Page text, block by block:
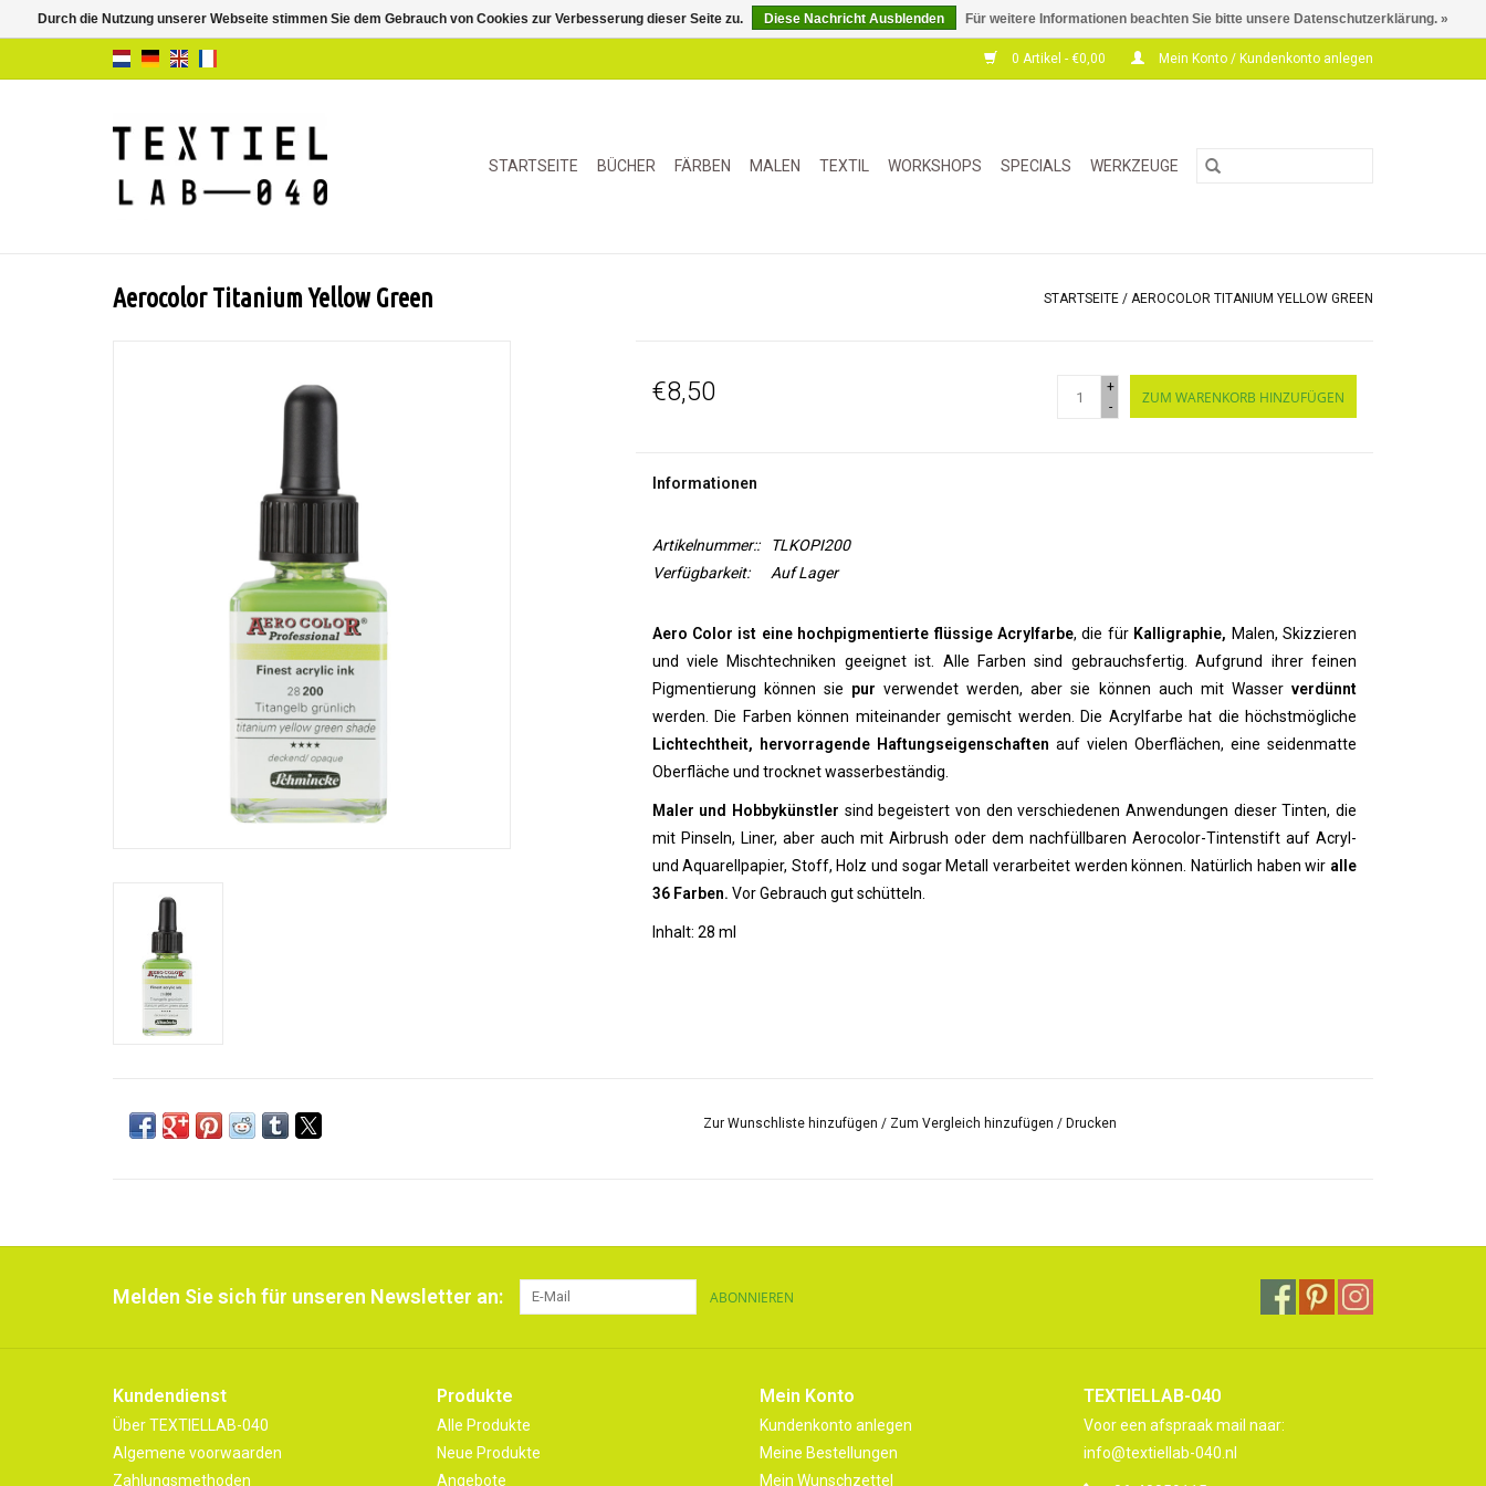
0 Artikel - €0,00 Mein Konto / Kundenkonto anlegen
STARTSEITE BÜCHER FÄRBEN MALEN TEXTIL WORKSHOPS SPECIALS WERKZEUGE
Aerocolor Titanium Yellow Green STARTSEITE / AEROCOLOR TITANIUM YELLOW GREEN
€8,50
+
-
ZUM WARENKORB HINZUFÜGEN
Informationen
Artikelnummer::
TLKOPI200
Verfügbarkeit:
Auf Lager
Aero Color ist eine hochpigmentierte flüssige Acrylfarbe, die für Kalligraphie, Malen, Skizzieren
und viele Mischtechniken geeignet ist. Alle Farben sind gebrauchsfertig. Aufgrund ihrer feinen
Pigmentierung können sie pur verwendet werden, aber sie können auch mit Wasser verdünnt
werden. Die Farben können miteinander gemischt werden.
Die Acrylfarbe hat die höchstmögliche
Lichtechtheit, hervorragende Haftungseigenschaften auf vielen Oberflächen, eine seidenmatte
Oberfläche und trocknet wasserbeständig.
Maler und Hobbykünstler sind begeistert von den verschiedenen Anwendungen dieser Tinten, die
mit Pinseln, Liner, aber auch mit Airbrush oder dem nachfüllbaren Aerocolor-Tintenstift auf Acryl-
und Aquarellpapier, Stoff, Holz und sogar Metall verarbeitet werden können.
Natürlich haben wir alle
36 Farben. Vor Gebrauch gut schütteln.
Inhalt: 28 ml
Zur Wunschliste hinzufügen / Zum Vergleich hinzufügen /Drucken
Melden Sie sich für unseren Newsletter an: ABONNIEREN
Kundendienst
Über TEXTIELLAB-040
Algemene voorwaarden
Zahlungsmethoden
Produkte
Alle Produkte
Neue Produkte
Angebote
Mein Konto
Kundenkonto anlegen
Meine Bestellungen
Mein Wunschzettel
TEXTIELLAB-040
Voor een afspraak mail naar:
info@textiellab-040.nl
Durch die Nutzung unserer Webseite stimmen Sie dem Gebrauch von Cookies zur Verbesserung dieser Seite zu. Diese Nachricht Ausblenden Für weitere Informationen beachten Sie bitte unsere Datenschutzerklärung. »